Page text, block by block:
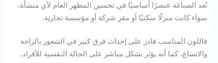
تُعد الصباغة عنصرًا أساسيًا في تحسين المظهر العام لأي منشأة،
سواء كانت منزلًا سكنيًا أو مقر شركة أو مؤسسة تجارية.
فاللون المناسب قادر على إحداث فرق كبير في الشعور بالراحة
والاتساع، كما أنه يؤثر بشكل مباشر على الحالة النفسية للأفراد.